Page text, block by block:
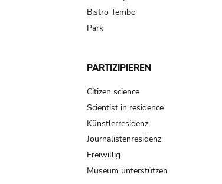
Bistro Tembo
Park
PARTIZIPIEREN
Citizen science
Scientist in residence
Künstlerresidenz
Journalistenresidenz
Freiwillig
Museum unterstützen